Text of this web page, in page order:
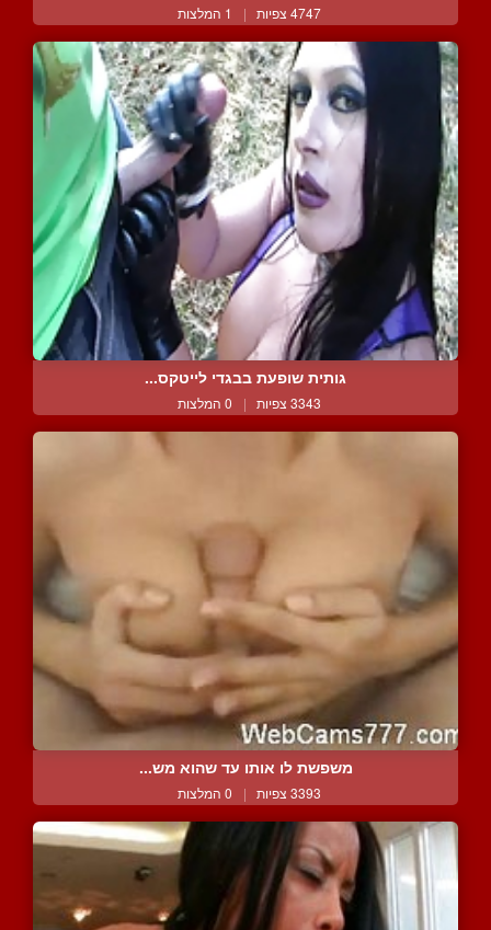
4747 צפיות | 1 המלצות
גותית שופעת בבגדי לייטקס...
3343 צפיות | 0 המלצות
משפשת לו אותו עד שהוא מש...
3393 צפיות | 0 המלצות